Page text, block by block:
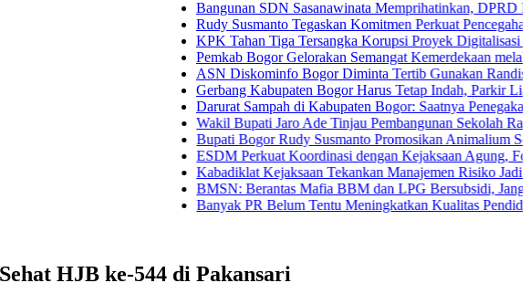
Bangunan SDN Sasanawinata Memprihatinkan, DPRD Bogor
Rudy Susmanto Tegaskan Komitmen Perkuat Pencegahan
KPK Tahan Tiga Tersangka Korupsi Proyek Digitalisasi SPBU
Pemkab Bogor Gelorakan Semangat Kemerdekaan melalui
ASN Diskominfo Bogor Diminta Tertib Gunakan Randis
Gerbang Kabupaten Bogor Harus Tetap Indah, Parkir Liar dan
Darurat Sampah di Kabupaten Bogor: Saatnya Penegakan Aturan
Wakil Bupati Jaro Ade Tinjau Pembangunan Sekolah Rakyat di
Bupati Bogor Rudy Susmanto Promosikan Animalium Sebagai
ESDM Perkuat Koordinasi dengan Kejaksaan Agung, Fokus
Kabadiklat Kejaksaan Tekankan Manajemen Risiko Jadi Budaya
BMSN: Berantas Mafia BBM dan LPG Bersubsidi, Jangan
Banyak PR Belum Tentu Meningkatkan Kualitas Pendidikan
HJB ke-544 di Pakansari